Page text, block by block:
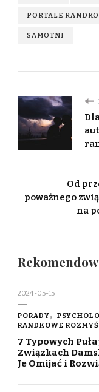
PORTALE
SAMOTNI
Od
poważnego
na
2024-05-15
PORADY
RANDKOWE
7 Typowych
Związkach
Je Omijać i